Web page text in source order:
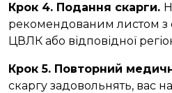
Крок 4. Подання скарги.
рекомендованим листом
ЦВЛК або відповідної
Крок 5. Повторний
скаргу задовольнять, вас